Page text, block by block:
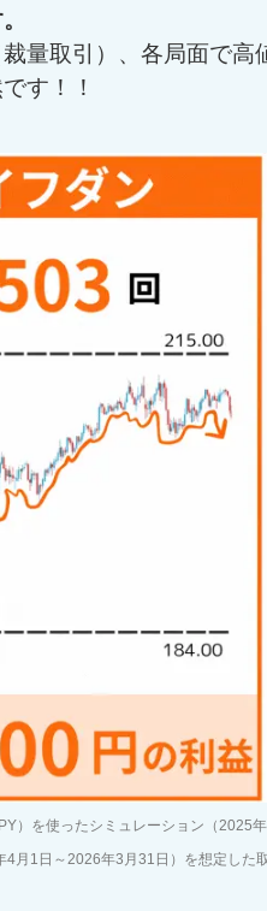
量取引）、各局面で
す！！
）を使ったシミュレーション（2025
月1日～2026年3月31日）を想定した取